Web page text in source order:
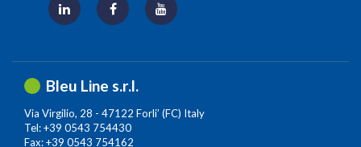
Bleu Line s.r.l.
Via Virgilio, 28 - 47122 Forli’ (FC) Italy
Tel: +39 0543 754430
Fax: +39 0543 754162